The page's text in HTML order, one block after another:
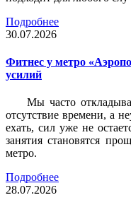
Подробнее
30.07.2026
Фитнес у метро
усилий
Мы часто
отсутствие времени, а
ехать, сил уже не
занятия становятся
метро.
Подробнее
28.07.2026